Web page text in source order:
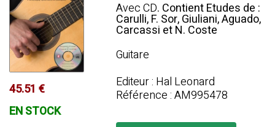
45.51 €
EN STOCK
Avec CD. Contient Etudes de :
Carulli, F. Sor, Giuliani, Aguado,
Carcassi et N. Coste
Guitare
Editeur : Hal Leonard
Référence : AM995478